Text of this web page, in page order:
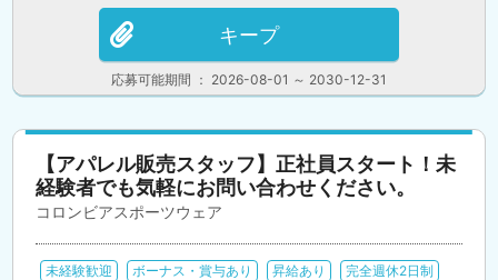
応募可能期間 ： 2026-08-01 ～ 2030-12-31
キープ
【アパレル販売スタッフ】正社員スタート！未
経験者でも気軽にお問い合わせください。
コロンビアスポーツウェア
未経験歓迎 ボーナス・賞与あり 昇給あり
完全週休2日制